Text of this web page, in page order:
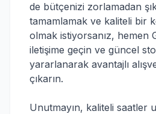
de bütçenizi zorlamadan
tamamlamak ve kaliteli bir
olmak istiyorsanız, hemen
iletişime geçin ve güncel
yararlanarak avantajlı
çıkarın.
Unutmayın, kaliteli saatler